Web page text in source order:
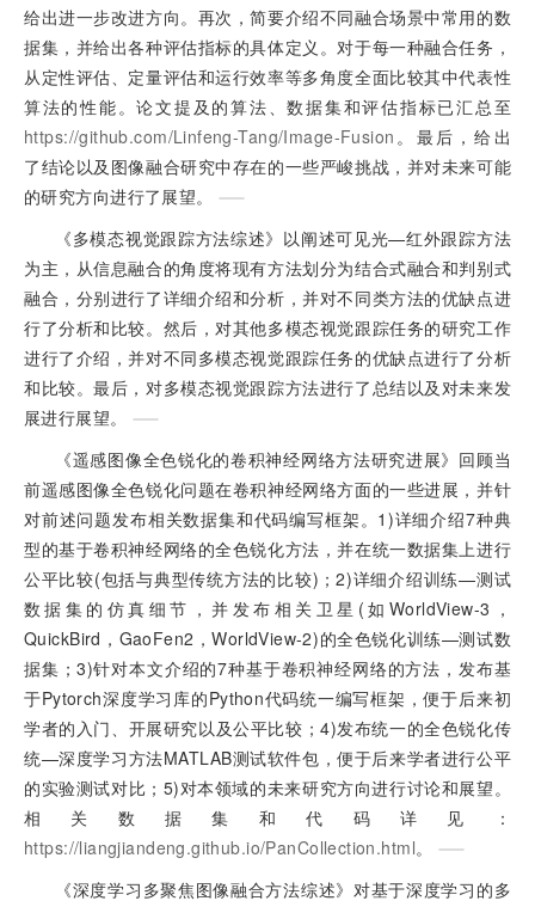
给出进一步改进方向。再次，简要介绍不同融合场景中常用的数
据集，并给出各种评估指标的具体定义。对于每一种融合任务，
从定性评估、定量评估和运行效率等多角度全面比较其中代表性
算法的性能。论文提及的算法、数据集和评估指标已汇总至
https://github.com/Linfeng-Tang/Image-Fusion 。最后，给出
了结论以及图像融合研究中存在的一些严峻挑战，并对未来可能
的研究方向进行了展望。
《多模态视觉跟踪方法综述》以阐述可见光—红外跟踪方法
为主，从信息融合的角度将现有方法划分为结合式融合和判别式
融合，分别进行了详细介绍和分析，并对不同类方法的优缺点进
行了分析和比较。然后，对其他多模态视觉跟踪任务的研究工作
进行了介绍，并对不同多模态视觉跟踪任务的优缺点进行了分析
和比较。最后，对多模态视觉跟踪方法进行了总结以及对未来发
展进行展望。
《遥感图像全色锐化的卷积神经网络方法研究进展》回顾当
前遥感图像全色锐化问题在卷积神经网络方面的一些进展，并针
对前述问题发布相关数据集和代码编写框架。1)详细介绍7种典
型的基于卷积神经网络的全色锐化方法，并在统一数据集上进行
公平比较(包括与典型传统方法的比较)；2)详细介绍训练—测试
数据集的仿真细节，并发布相关卫星(如WorldView-3，
QuickBird，GaoFen2，WorldView-2)的全色锐化训练—测试数
据集；3)针对本文介绍的7种基于卷积神经网络的方法，发布基
于Pytorch深度学习库的Python代码统一编写框架，便于后来初
学者的入门、开展研究以及公平比较；4)发布统一的全色锐化传
统—深度学习方法MATLAB测试软件包，便于后来学者进行公平
的实验测试对比；5)对本领域的未来研究方向进行讨论和展望。
相关数据集和代码详见：
https://liangjiandeng.github.io/PanCollection.html。
《深度学习多聚焦图像融合方法综述》对基于深度学习的多